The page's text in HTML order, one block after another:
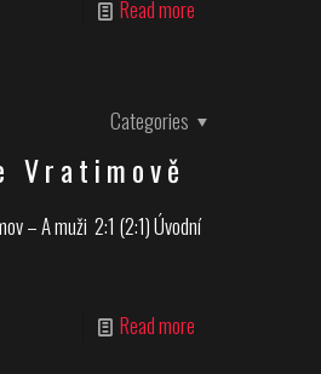
Read more
Categories
Vratimově
– A muži 2:1 (2:1) Úvodní
Read more